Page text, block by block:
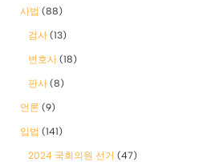
사법 (88)
검사 (13)
변호사 (18)
판사 (8)
언론 (9)
입법 (141)
2024 국회의원 선거 (47)